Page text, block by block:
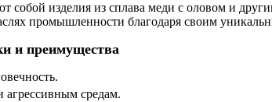
собой изделия из сплава меди с оловом и
промышленности благодаря своим
и преимущества
агрессивным средам.